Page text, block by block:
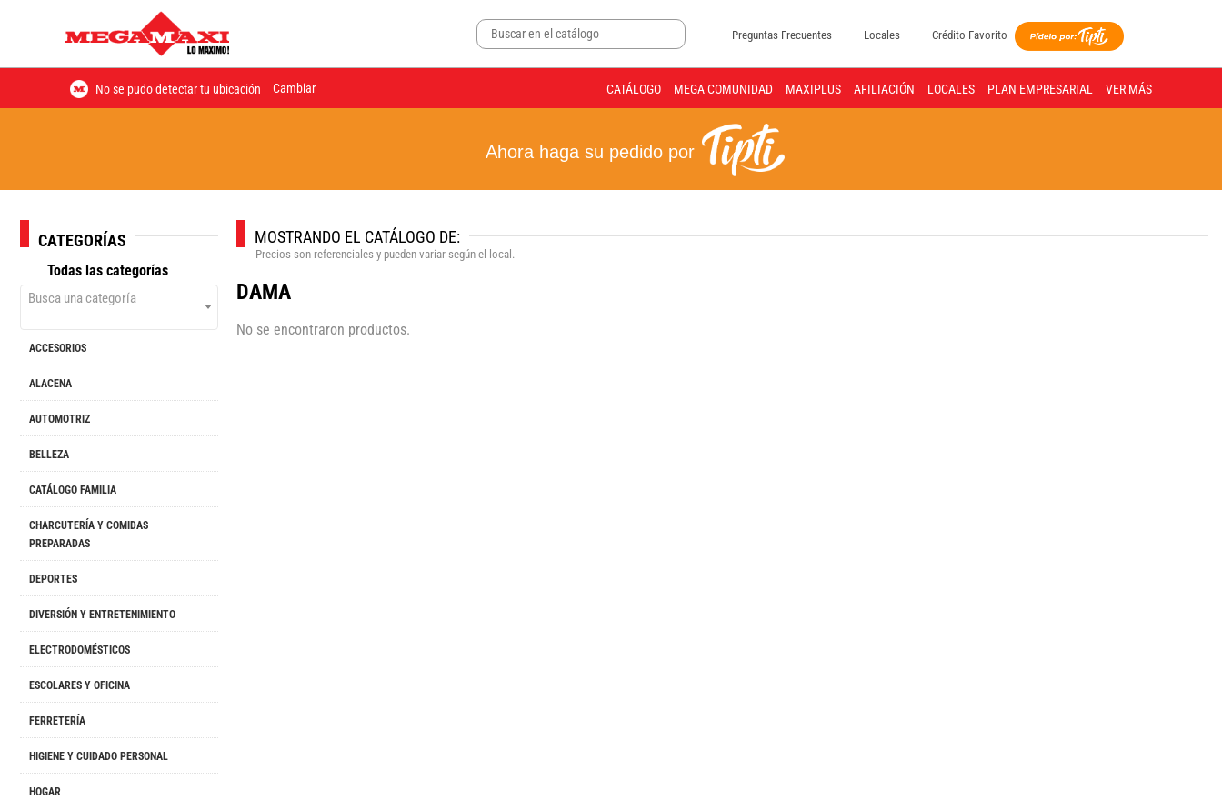
Preguntas Frecuentes Locales Crédito Favorito
No se pudo detectar tu ubicación Cambiar CATÁLOGO MEGA COMUNIDAD MAXIPLUS AFILIACIÓN LOCALES PLAN EMPRESARIAL VER MÁS
Ahora haga su pedido por
CATEGORÍAS
Todas las categorías
Busca una categoría
ACCESORIOS
ALACENA
AUTOMOTRIZ
BELLEZA
CATÁLOGO FAMILIA
CHARCUTERÍA Y COMIDAS
PREPARADAS
DEPORTES
DIVERSIÓN Y ENTRETENIMIENTO
ELECTRODOMÉSTICOS
ESCOLARES Y OFICINA
FERRETERÍA
HIGIENE Y CUIDADO PERSONAL
HOGAR
MOSTRANDO EL CATÁLOGO DE:
Precios son referenciales y pueden variar según el local.
DAMA
No se encontraron productos.